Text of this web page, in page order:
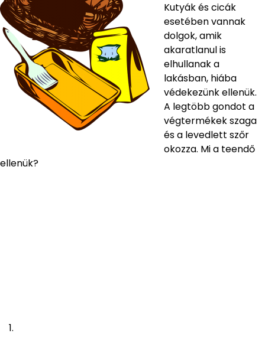
Kutyák és cicák
esetében vannak
dolgok, amik
akaratlanul is
elhullanak a
lakásban, hiába
védekezünk ellenük.
A legtöbb gondot a
végtermékek szaga
és a levedlett szőr
okozza. Mi a teendő
ellenük?